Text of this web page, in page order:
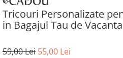
Tricouri Personalizate
in Bagajul Tau de
59,00 Lei 55,00 Lei